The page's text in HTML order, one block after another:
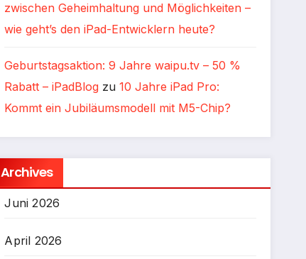
zwischen Geheimhaltung und Möglichkeiten –
wie geht’s den iPad-Entwicklern heute?
Geburtstagsaktion: 9 Jahre waipu.tv – 50 %
Rabatt – iPadBlog zu10 Jahre iPad Pro:
Kommt ein Jubiläumsmodell mit M5-Chip?
Archives
Juni 2026
April 2026